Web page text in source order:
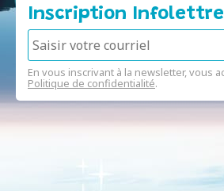
Inscription Infolettre
En vous inscrivant à la newsletter, vous
Politique de confidentialité.